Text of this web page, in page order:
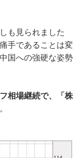
も見られました
手であることは変
国への強硬な姿勢
相場継続で、「株